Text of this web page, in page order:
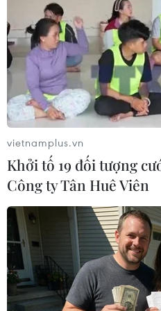
đúp, tuyển Việt Nam vào
ASEAN Cup với ngôi đầu
07/08/2026 15:49
Xem trực tiếp Việt Nam-
tại ASEAN Cup 2026 trên
Nhận định
Indonesia (20h ngày 7/8):
đấu giành tấm vé bán kết
07/08/2026 08:41
Cục diện ASEAN Cup: Việt
vietnamplus.vn
Khởi tố 19 đối tượng
Công ty Tân Huê Viên